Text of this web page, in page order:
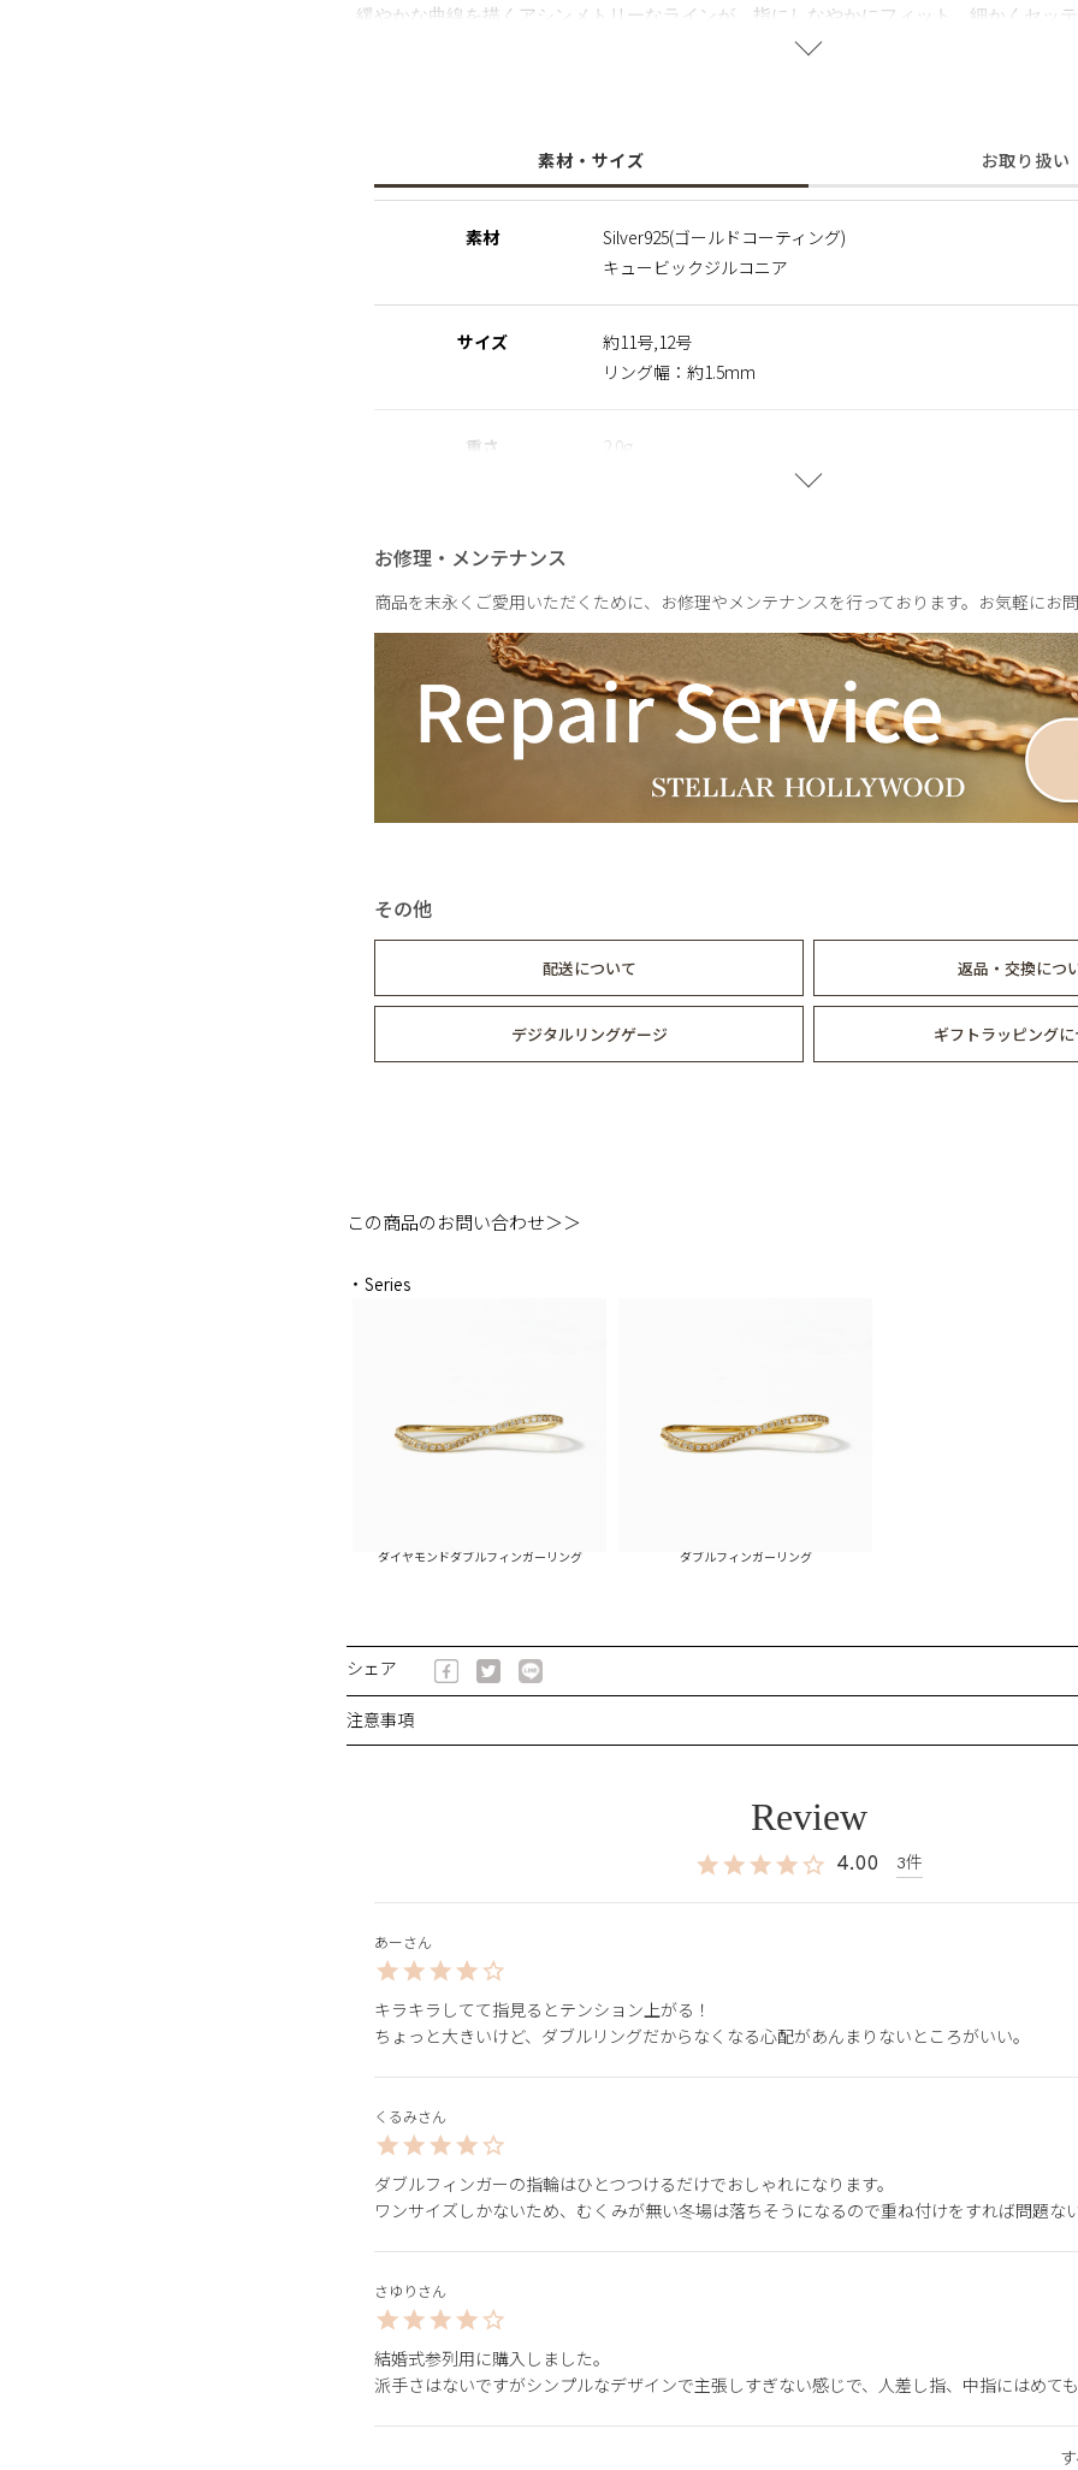
緩やかな曲線を描くアシンメトリーなラインが、指にしなやかにフィット。細かくセッ
ックは指を動かす度に女性らしい上品な手元を演出してくれます。肌に馴染むようにこ
素材・サイズ お取り扱い
素材
Silver925(ゴールドコーティング)
キュービックジルコニア
サイズ
約11号,12号
リング幅：約1.5mm
重さ 2.0g
お修理・メンテナンス
商品を末永くご愛用いただくために、お修理やメンテナンスを行っております。お気軽にお
その他
配送について 返品・交換につ
デジタルリングゲージ ギフトラッピング
この商品のお問い合わせ＞＞
・Series
ダイヤモンドダブルフィンガーリング ダブルフィンガーリング
シェア
注意事項
4.00 3
あー
キラキラしてて指見るとテンション上がる！
ちょっと大きいけど、ダブルリングだからなくなる心配があんまりないところがいい。
くるみ
ダブルフィンガーの指輪はひとつつけるだけでおしゃれになります。
ワンサイズしかないため、むくみが無い冬場は落ちそうになるので重ね付けをすれば問題ない
さゆり
結婚式参列用に購入しました。
派手さはないですがシンプルなデザインで主張しすぎない感じで、人差し指、中指にはめても